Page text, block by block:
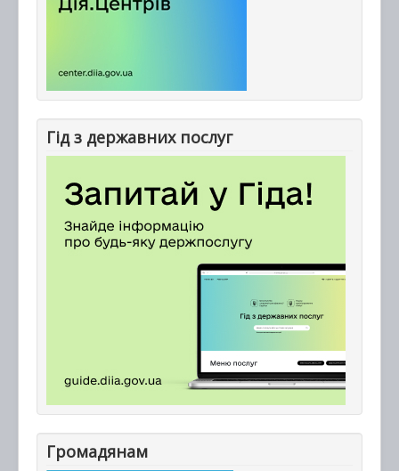
Гід з державних послуг
Громадянам